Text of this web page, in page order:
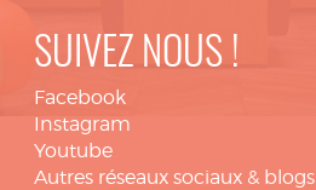
SUIVEZ NOUS !
Facebook
Instagram
Youtube
Autres réseaux sociaux & blogs